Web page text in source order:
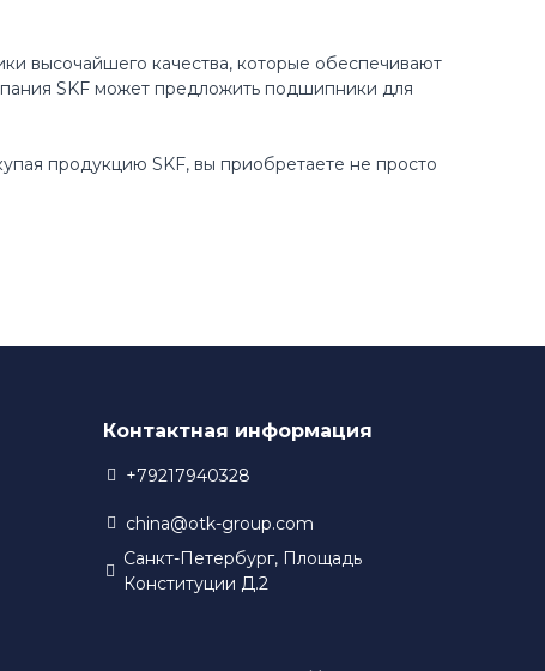
высочайшего качества, которые обеспечивают
SKF может предложить подшипники для
продукцию SKF, вы приобретаете не просто
Контактная информация
+79217940328
china@otk-group.com
Санкт-Петербург, Площадь
Конституции Д.2